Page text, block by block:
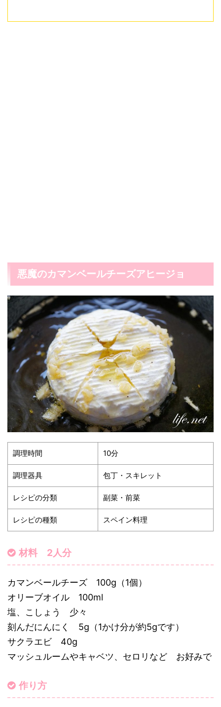
悪魔のカマンベールチーズアヒージョ
調理時間 10分
調理器具 包丁・スキレット
レシピの分類 副菜・前菜
レシピの種類 スペイン料理
材料 2人分
カマンベールチーズ 100g（1個）
オリーブオイル 100ml
塩、こしょう 少々
刻んだにんにく 5g（1かけ分が約5gです）
サクラエビ 40g
マッシュルームやキャベツ、セロリなど お好みで
作り方